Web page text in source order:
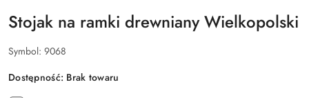
Stojak na ramki drewniany Wielkopolski
Symbol: 9068
Dostępność: Brak towaru